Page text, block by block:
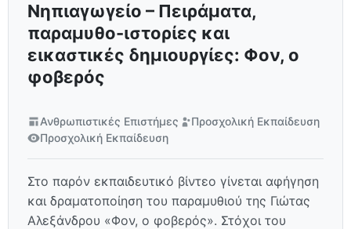
Νηπιαγωγείο – Πειράματα,
παραμυθο-ιστορίες και
εικαστικές δημιουργίες: Φον, ο
φοβερός
Ανθρωπιστικές Επιστήμες
Προσχολική Εκπαίδευση
Προσχολική Εκπαίδευση
Στο παρόν εκπαιδευτικό βίντεο γίνεται αφήγηση
και δραματοποίηση του παραμυθιού της Γιώτας
Αλεξάνδρου «Φον, ο φοβερός». Στόχοι του